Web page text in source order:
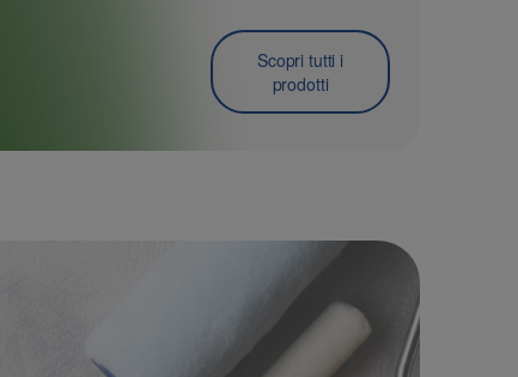
Scopri tutti i
prodotti